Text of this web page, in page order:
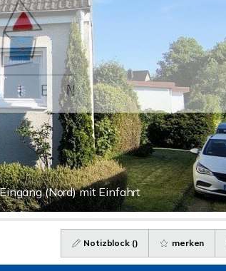
(Nord) mit Einfahrt
Notizblock () merken